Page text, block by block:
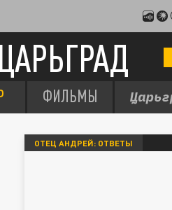
ЦАРЬГРАД
ФИЛЬМЫ
ОТЕЦ АНДРЕЙ: ОТВЕТЫ